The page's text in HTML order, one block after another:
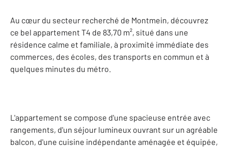
Au cœur du secteur recherché de Montmein, découvrez
ce bel appartement T4 de 83,70 m², situé dans une
résidence calme et familiale, à proximité immédiate des
commerces, des écoles, des transports en commun et à
quelques minutes du métro.
L'appartement se compose d'une spacieuse entrée avec
rangements, d'un séjour lumineux ouvrant sur un agréable
balcon, d'une cuisine indépendante aménagée et équipée,